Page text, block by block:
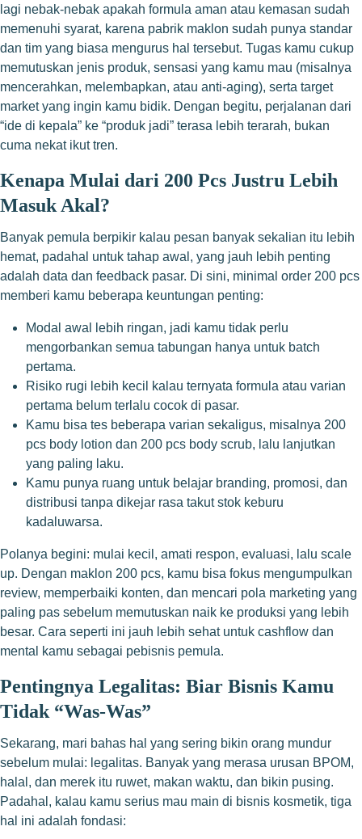
lagi nebak-nebak apakah formula aman atau kemasan sudah
memenuhi syarat, karena pabrik maklon sudah punya standar
dan tim yang biasa mengurus hal tersebut. Tugas kamu cukup
memutuskan jenis produk, sensasi yang kamu mau (misalnya
mencerahkan, melembapkan, atau anti-aging), serta target
market yang ingin kamu bidik. Dengan begitu, perjalanan dari
“ide di kepala” ke “produk jadi” terasa lebih terarah, bukan
cuma nekat ikut tren.
Kenapa Mulai dari 200 Pcs Justru Lebih
Masuk Akal?
Banyak pemula berpikir kalau pesan banyak sekalian itu lebih
hemat, padahal untuk tahap awal, yang jauh lebih penting
adalah data dan feedback pasar. Di sini, minimal order 200 pcs
memberi kamu beberapa keuntungan penting:
Modal awal lebih ringan, jadi kamu tidak perlu
mengorbankan semua tabungan hanya untuk batch
pertama.
Risiko rugi lebih kecil kalau ternyata formula atau varian
pertama belum terlalu cocok di pasar.
Kamu bisa tes beberapa varian sekaligus, misalnya 200
pcs body lotion dan 200 pcs body scrub, lalu lanjutkan
yang paling laku.
Kamu punya ruang untuk belajar branding, promosi, dan
distribusi tanpa dikejar rasa takut stok keburu
kadaluwarsa.
Polanya begini: mulai kecil, amati respon, evaluasi, lalu scale
up. Dengan maklon 200 pcs, kamu bisa fokus mengumpulkan
review, memperbaiki konten, dan mencari pola marketing yang
paling pas sebelum memutuskan naik ke produksi yang lebih
besar. Cara seperti ini jauh lebih sehat untuk cashflow dan
mental kamu sebagai pebisnis pemula.
Pentingnya Legalitas: Biar Bisnis Kamu
Tidak “Was-Was”
Sekarang, mari bahas hal yang sering bikin orang mundur
sebelum mulai: legalitas. Banyak yang merasa urusan BPOM,
halal, dan merek itu ruwet, makan waktu, dan bikin pusing.
Padahal, kalau kamu serius mau main di bisnis kosmetik, tiga
hal ini adalah fondasi: